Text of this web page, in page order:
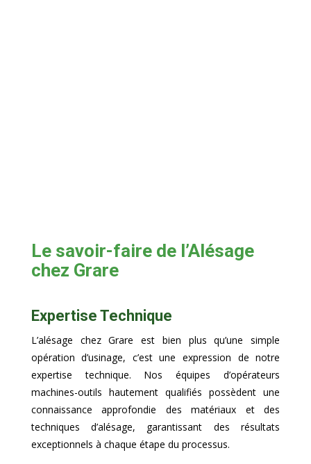
Le savoir-faire de l’Alésage
chez Grare
Expertise Technique
L’alésage chez Grare est bien plus qu’une simple
opération d’usinage, c’est une expression de notre
expertise technique. Nos équipes d’opérateurs
machines-outils hautement qualifiés possèdent une
connaissance approfondie des matériaux et des
techniques d’alésage, garantissant des résultats
exceptionnels à chaque étape du processus.